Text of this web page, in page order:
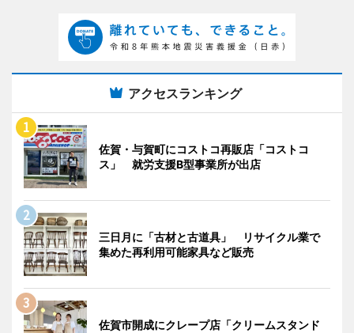
アクセスランキング
佐賀・与賀町にコストコ再販店「コストコ
ス」 就労支援B型事業所が出店
三日月に「古材と古道具」 リサイクル業で
集めた再利用可能家具など販売
佐賀市開成にクレープ店「クリームスタンド